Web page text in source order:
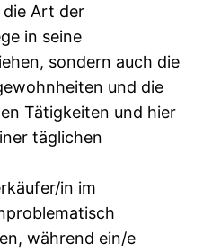
die Art der
in seine
sondern auch die
und die
Tätigkeiten und hier
täglichen
in im
während ein/e